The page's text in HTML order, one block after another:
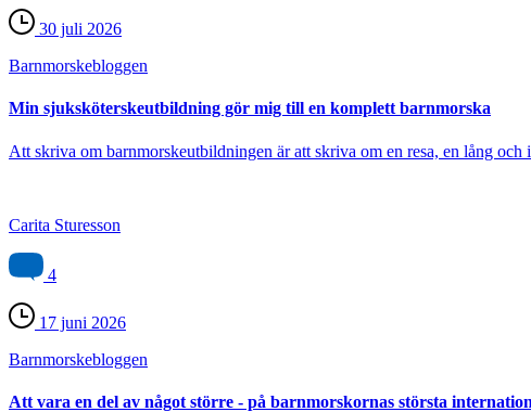
30 juli 2026
Barnmorske­bloggen
Min sjuksköterskeutbildning gör mig till en komplett barnmorska
Att skriva om barnmorskeutbildningen är att skriva om en resa, en lång och
Carita Sturesson
4
17 juni 2026
Barnmorske­bloggen
Att vara en del av något större - på barnmorskornas största